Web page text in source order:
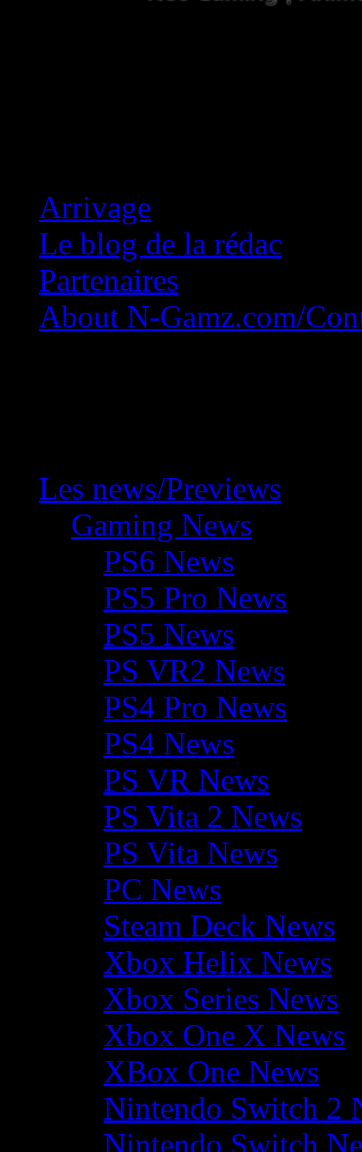
Arrivage
Le blog de la rédac
Partenaires
About N-Gamz.com/
Les news/Previews
Gaming News
PS6 News
PS5 Pro News
PS5 News
PS VR2 News
PS4 Pro News
PS4 News
PS VR News
PS Vita 2 News
PS Vita News
PC News
Steam Deck News
Xbox Helix News
Xbox Series News
Xbox One X News
XBox One News
Nintendo Switch 2
Nintendo Switch